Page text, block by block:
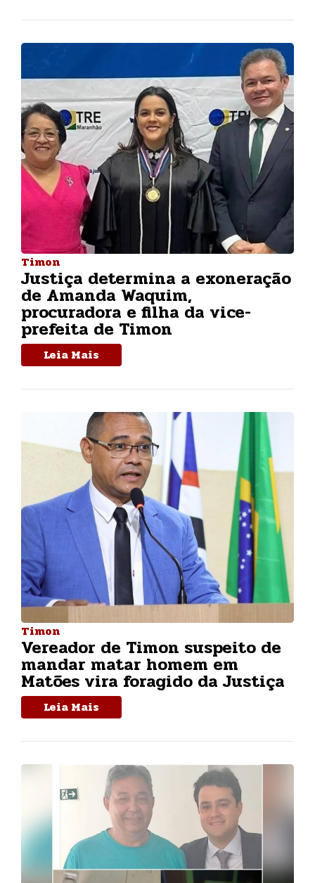
Timon
Justiça determina a exoneração
de Amanda Waquim,
procuradora e filha da vice-
prefeita de Timon
Leia Mais
Timon
Vereador de Timon suspeito de
mandar matar homem em
Matões vira foragido da Justiça
Leia Mais